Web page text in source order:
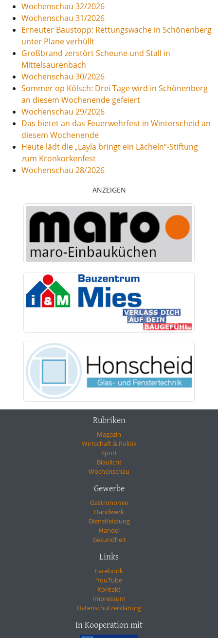
Wochenschau 32/2026
Wochenschau 31/2026
Erneuter Baustopp: Rettungswache in Schönenberg
unter Plane verhüllt
Großbrand zerstört Scheune und Stall in
Mittelsaurenbach
Wochenschau 30/2026
Sommer op Kölsch: Drei Tage wird in Schönenberg
an diesem Wochenende gefeiert
Wochenschau 29/2026
Das bietet an das Feuerwehrfest in Winterscheid an
diesem Wochenende
Heute lädt die „Layla bringt ein Lächeln“-Stiftung
zum Kronkorkenfest
Wochenschau 28/2026
ANZEIGEN
Rubriken
Magazin
Wirtschaft & Politik
Sport
Blaulicht
Wochenschau
Gewerbe
Gastronomie
Handwerk
Dienstleistung
Handel
Gesundheit
Links
Facebook
YouTube
Kontakt
Impressum
Datenschutzerklärung
In Kooperation mit